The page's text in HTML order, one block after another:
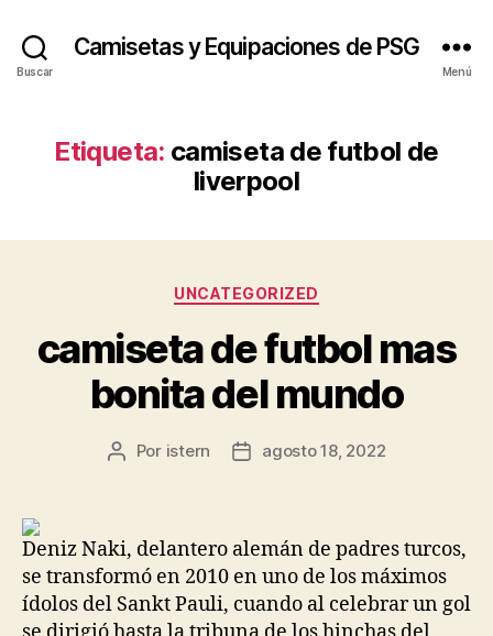
Buscar
Camisetas y Equipaciones de PSG
Menú
Etiqueta: camiseta de futbol de
liverpool
Categorías
UNCATEGORIZED
camiseta de futbol mas
bonita del mundo
Autor
Por istern
Fechaagosto 18, 2022
Deniz Naki, delantero alemán de padres turcos,
se transformó en 2010 en uno de los máximos
ídolos del Sankt Pauli, cuando al celebrar un gol